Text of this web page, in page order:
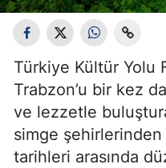
Türkiye Kültür Yolu
Trabzon’u bir kez
ve lezzetle
simge
tarihleri arasında